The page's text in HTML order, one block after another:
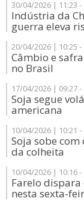
30/04/2026 | 11:23 -
Indústria da
guerra eleva
20/04/2026 | 10:25 -
Câmbio e
no Brasil
17/04/2026 | 09:27 -
Soja segue
americana
10/04/2026 | 10:21 -
Soja sobe
da colheita
10/04/2026 | 10:16 -
Farelo dispara
nesta sexta-